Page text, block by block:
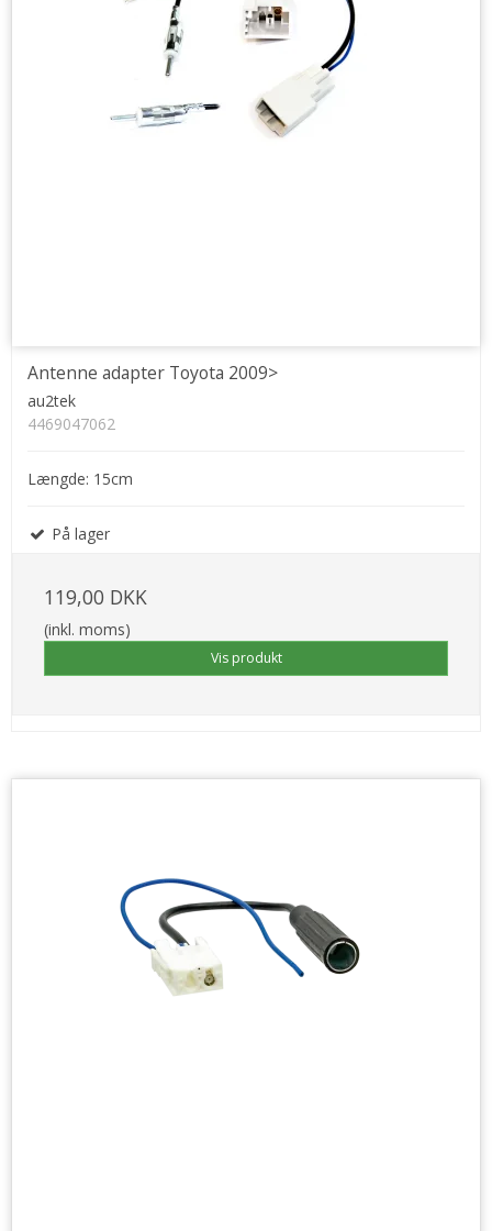
Antenne adapter Toyota 2009>
au2tek
4469047062
Længde: 15cm
På lager
119,00 DKK
(inkl. moms)
Vis produkt